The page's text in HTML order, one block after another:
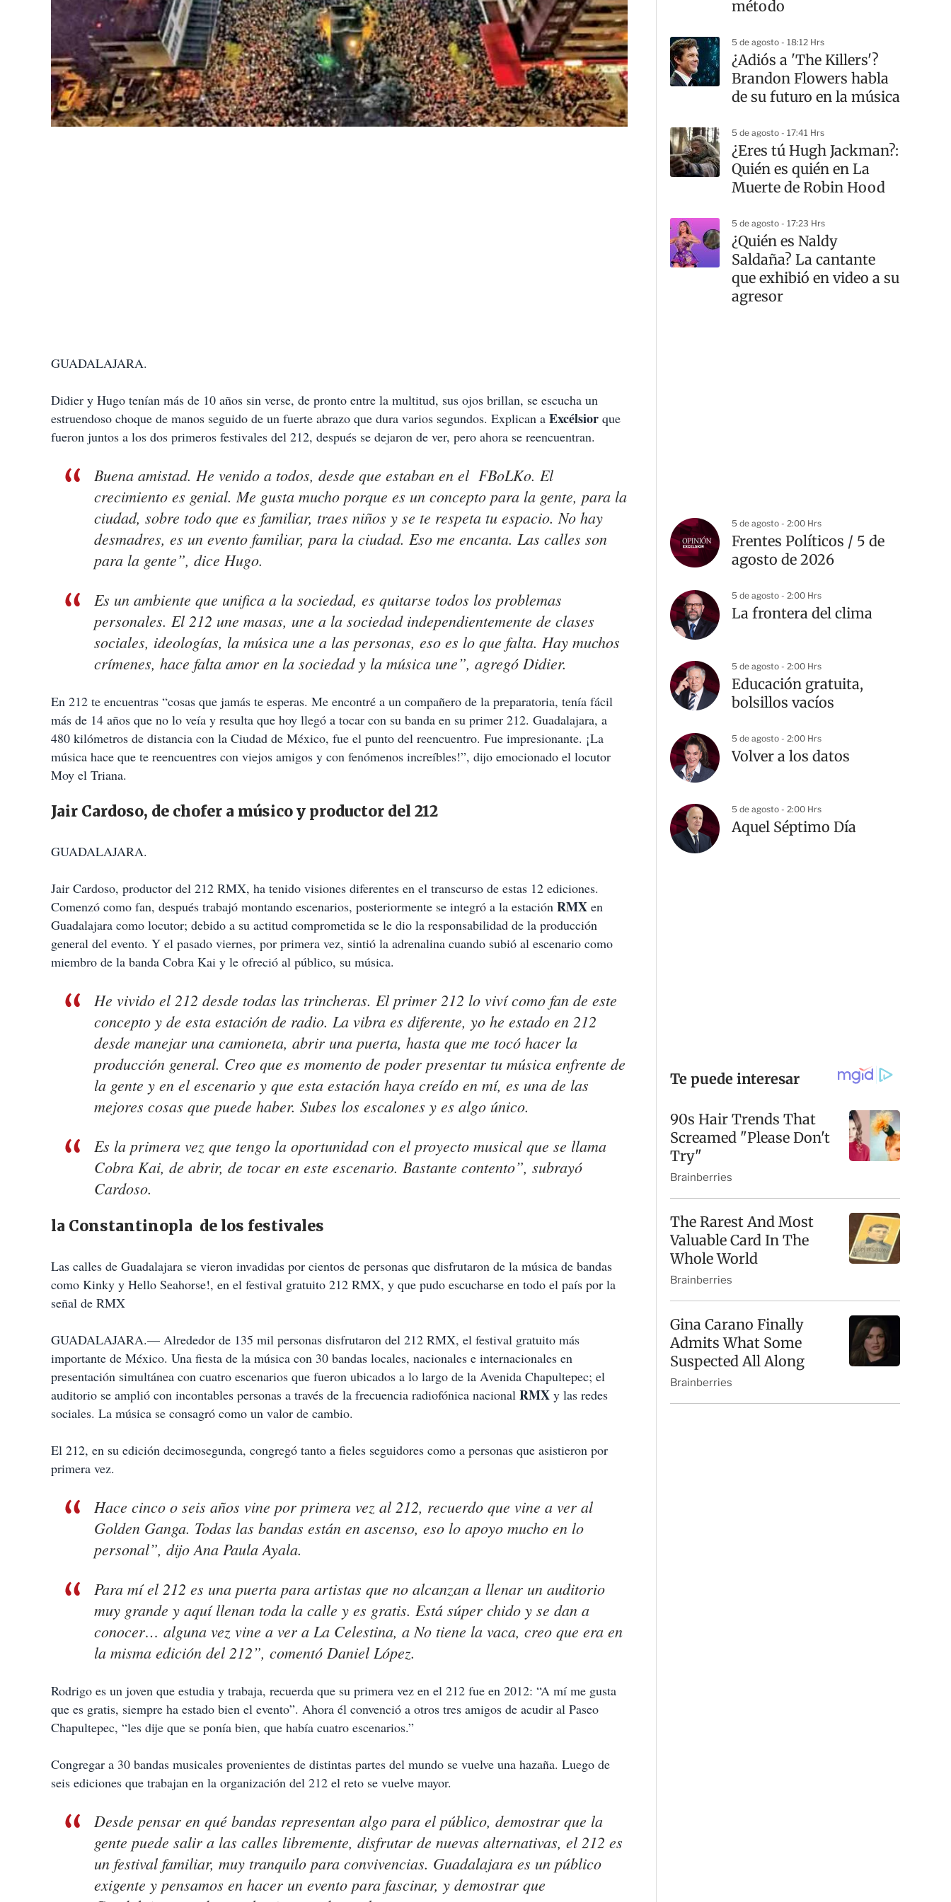
GUADALAJARA.
Didier y Hugo tenían más de 10 años sin verse, de pronto entre la multitud, sus ojos brillan, se escucha un
estruendoso choque de manos seguido de un fuerte abrazo que dura varios segundos. Explican a Excélsior que
fueron juntos a los dos primeros festivales del 212, después se dejaron de ver, pero ahora se reencuentran.
Buena amistad. He venido a todos, desde que estaban en el FBoLKo. El
crecimiento es genial. Me gusta mucho porque es un concepto para la gente, para la
ciudad, sobre todo que es familiar, traes niños y se te respeta tu espacio. No hay
desmadres, es un evento familiar, para la ciudad. Eso me encanta. Las calles son
para la gente”, dice Hugo.
Es un ambiente que unifica a la sociedad, es quitarse todos los problemas
personales. El 212 une masas, une a la sociedad independientemente de clases
sociales, ideologías, la música une a las personas, eso es lo que falta. Hay muchos
crímenes, hace falta amor en la sociedad y la música une”, agregó Didier.
En 212 te encuentras “cosas que jamás te esperas. Me encontré a un compañero de la preparatoria, tenía fácil
más de 14 años que no lo veía y resulta que hoy llegó a tocar con su banda en su primer 212. Guadalajara, a
480 kilómetros de distancia con la Ciudad de México, fue el punto del reencuentro. Fue impresionante. ¡La
música hace que te reencuentres con viejos amigos y con fenómenos increíbles!”, dijo emocionado el locutor
Moy el Triana.
Jair Cardoso, de chofer a músico y productor del 212
GUADALAJARA.
Jair Cardoso, productor del 212 RMX, ha tenido visiones diferentes en el transcurso de estas 12 ediciones.
Comenzó como fan, después trabajó montando escenarios, posteriormente se integró a la estación RMX en
Guadalajara como locutor; debido a su actitud comprometida se le dio la responsabilidad de la producción
general del evento. Y el pasado viernes, por primera vez, sintió la adrenalina cuando subió al escenario como
miembro de la banda Cobra Kai y le ofreció al público, su música.
He vivido el 212 desde todas las trincheras. El primer 212 lo viví como fan de este
concepto y de esta estación de radio. La vibra es diferente, yo he estado en 212
desde manejar una camioneta, abrir una puerta, hasta que me tocó hacer la
producción general. Creo que es momento de poder presentar tu música enfrente de
la gente y en el escenario y que esta estación haya creído en mí, es una de las
mejores cosas que puede haber. Subes los escalones y es algo único.
Es la primera vez que tengo la oportunidad con el proyecto musical que se llama
Cobra Kai, de abrir, de tocar en este escenario. Bastante contento”, subrayó
Cardoso.
la Constantinopla de los festivales
Las calles de Guadalajara se vieron invadidas por cientos de personas que disfrutaron de la música de bandas
como Kinky y Hello Seahorse!, en el festival gratuito 212 RMX, y que pudo escucharse en todo el país por la
señal de RMX
GUADALAJARA.— Alrededor de 135 mil personas disfrutaron del 212 RMX, el festival gratuito más
importante de México. Una fiesta de la música con 30 bandas locales, nacionales e internacionales en
presentación simultánea con cuatro escenarios que fueron ubicados a lo largo de la Avenida Chapultepec; el
auditorio se amplió con incontables personas a través de la frecuencia radiofónica nacional RMX y las redes
sociales. La música se consagró como un valor de cambio.
El 212, en su edición decimosegunda, congregó tanto a fieles seguidores como a personas que asistieron por
primera vez.
Hace cinco o seis años vine por primera vez al 212, recuerdo que vine a ver al
Golden Ganga. Todas las bandas están en ascenso, eso lo apoyo mucho en lo
personal”, dijo Ana Paula Ayala.
Para mí el 212 es una puerta para artistas que no alcanzan a llenar un auditorio
muy grande y aquí llenan toda la calle y es gratis. Está súper chido y se dan a
conocer… alguna vez vine a ver a La Celestina, a No tiene la vaca, creo que era en
la misma edición del 212”, comentó Daniel López.
Rodrigo es un joven que estudia y trabaja, recuerda que su primera vez en el 212 fue en 2012: “A mí me gusta
que es gratis, siempre ha estado bien el evento”. Ahora él convenció a otros tres amigos de acudir al Paseo
Chapultepec, “les dije que se ponía bien, que había cuatro escenarios.”
Congregar a 30 bandas musicales provenientes de distintas partes del mundo se vuelve una hazaña. Luego de
seis ediciones que trabajan en la organización del 212 el reto se vuelve mayor.
Desde pensar en qué bandas representan algo para el público, demostrar que la
gente puede salir a las calles libremente, disfrutar de nuevas alternativas, el 212 es
un festival familiar, muy tranquilo para convivencias. Guadalajara es un público
exigente y pensamos en hacer un evento para fascinar, y demostrar que
método
5 de agosto - 18:12 Hrs
¿Adiós a 'The Killers'?
Brandon Flowers habla
de su futuro en la música
5 de agosto - 17:41 Hrs
¿Eres tú Hugh Jackman?:
Quién es quién en La
Muerte de Robin Hood
5 de agosto - 17:23 Hrs
¿Quién es Naldy
Saldaña? La cantante
que exhibió en video a su
agresor
5 de agosto - 2:00 Hrs
Frentes Políticos / 5 de
agosto de 2026
5 de agosto - 2:00 Hrs
La frontera del clima
5 de agosto - 2:00 Hrs
Educación gratuita,
bolsillos vacíos
5 de agosto - 2:00 Hrs
Volver a los datos
5 de agosto - 2:00 Hrs
Aquel Séptimo Día